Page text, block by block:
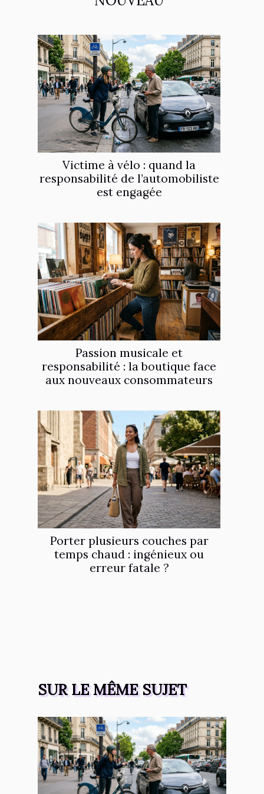
Victime à vélo : quand la
responsabilité de l’automobiliste
est engagée
Passion musicale et
responsabilité : la boutique face
aux nouveaux consommateurs
Porter plusieurs couches par
temps chaud : ingénieux ou
erreur fatale ?
SUR LE MÊME SUJET